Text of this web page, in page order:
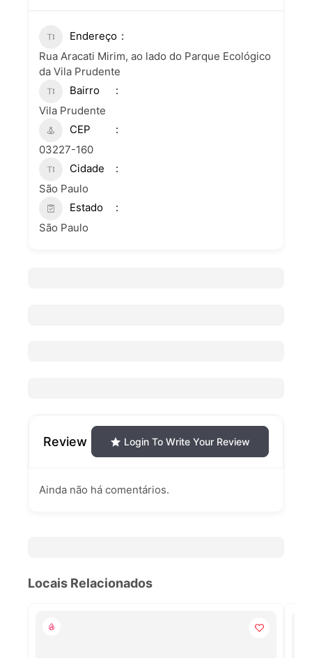
Endereço
Rua Aracati Mirim, ao lado do Parque Ecológico
da Vila Prudente
Bairro
Vila Prudente
CEP
03227-160
Cidade
São Paulo
Estado
São Paulo
Review Login To Write Your Review
Ainda não há comentários.
Locais Relacionados